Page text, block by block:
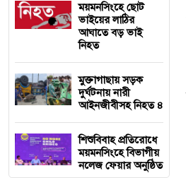
ময়মনসিংহে ছোট
ভাইয়ের লাঠির
আঘাতে বড় ভাই
নিহত
মুক্তাগাছায় সড়ক
দুর্ঘটনায় নারী
আইনজীবীসহ নিহত ৪
শিশুবিবাহ প্রতিরোধে
ময়মনসিংহে বিভাগীয়
নলেজ ফেয়ার অনুষ্ঠিত